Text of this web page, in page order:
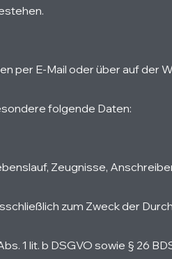
per E-Mail oder über auf
folgende Daten:
Zeugnisse,
zum Zweck der
1 lit. b DSGVO sowie § 26